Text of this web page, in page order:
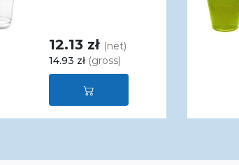
12.13 zł (net)
14.93 zł (gross)